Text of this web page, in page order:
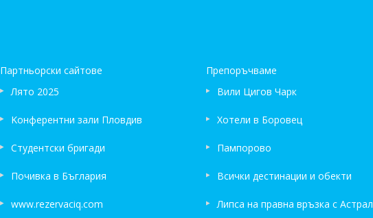
Партньорски сайтове
Лято 2025
Kонферентни зали Пловдив
Студентски бригади
Почивка в Бъглария
www.rezervaciq.com
Препоръчваме
Вили Цигов Чарк
Хотели в Боровец
Пампорово
Всички дестинации и обекти
Липса на правна връзка с Астрал